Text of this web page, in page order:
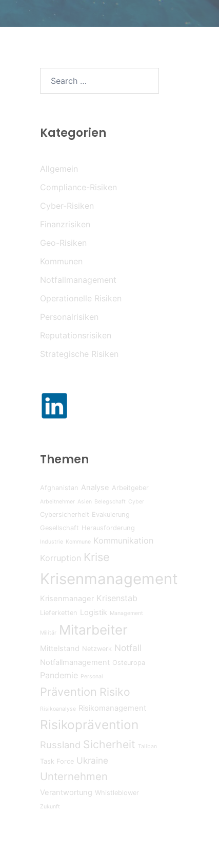
Kategorien
Allgemein
Compliance-Risiken
Cyber-Risiken
Finanzrisiken
Geo-Risiken
Kommunen
Notfallmanagement
Operationelle Risiken
Personalrisiken
Reputationsrisiken
Strategische Risiken
Themen
Afghanistan Analyse Arbeitgeber
Arbeitnehmer Asien Belegschaft Cyber
Cybersicherheit Evakuierung
Gesellschaft Herausforderung
Industrie Kommune
Kommunikation
Korruption Krise
Krisenmanagement
Krisenmanager Krisenstab
Lieferketten Logistik Management
Militär Mitarbeiter
Mittelstand Netzwerk Notfall
Notfallmanagement Osteuropa
Pandemie Personal
Prävention Risiko
Risikoanalyse Risikomanagement
Risikoprävention
Russland Sicherheit Taliban
Task Force Ukraine
Unternehmen
Verantwortung Whistleblower
Zukunft